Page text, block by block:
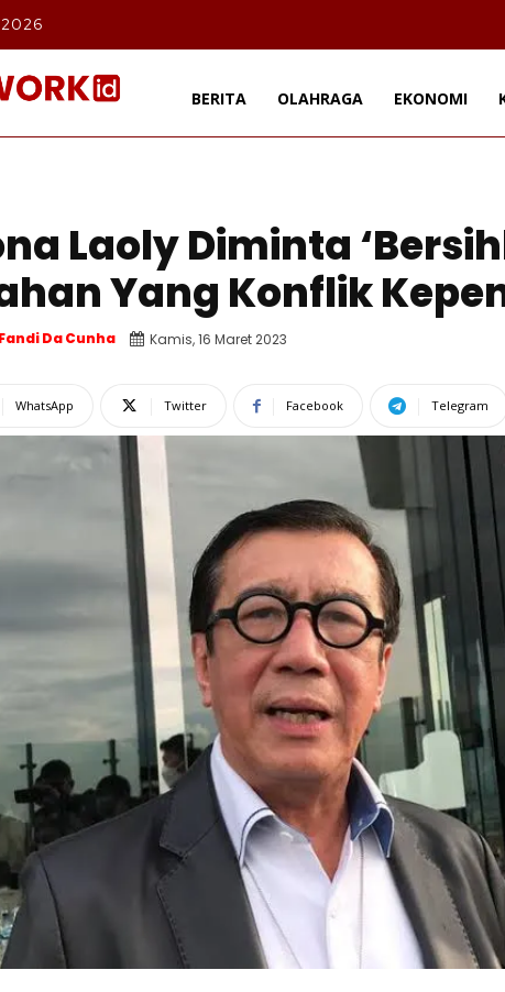
BERITA OLAHRAGA EKONOMI
Laoly Diminta
Yang Konflik
Fandi Da Cunha Kamis, 16 Maret 2023
WhatsApp Twitter Facebook Telegram